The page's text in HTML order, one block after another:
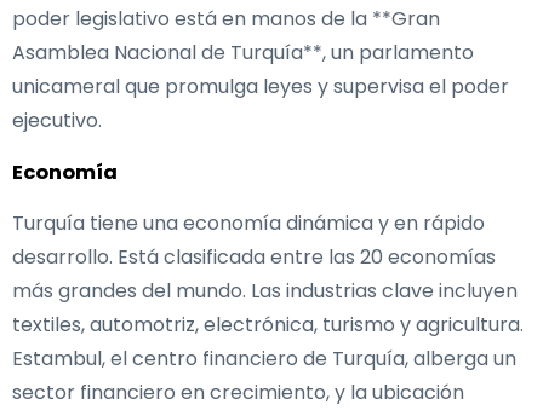
poder legislativo está en manos de la **Gran
Asamblea Nacional de Turquía**, un parlamento
unicameral que promulga leyes y supervisa el poder
ejecutivo.
Economía
Turquía tiene una economía dinámica y en rápido
desarrollo. Está clasificada entre las 20 economías
más grandes del mundo. Las industrias clave incluyen
textiles, automotriz, electrónica, turismo y agricultura.
Estambul, el centro financiero de Turquía, alberga un
sector financiero en crecimiento, y la ubicación